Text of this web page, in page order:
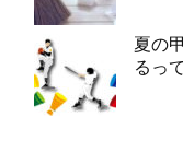
夏の
るっ